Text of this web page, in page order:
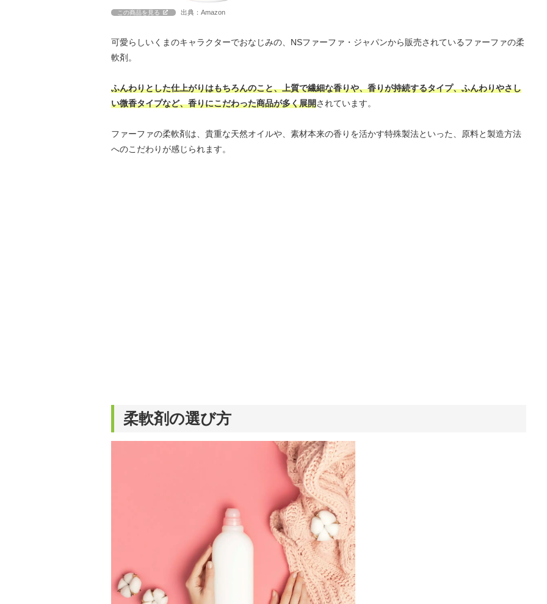
この商品を見る 出典：Amazon
可愛らしいくまのキャラクターでおなじみの、NSファーファ・ジャパンから販売されているファーファの柔
軟剤。
ふんわりとした仕上がりはもちろんのこと、上質で繊細な香りや、香りが持続するタイプ、ふんわりやさし
い微香タイプなど、香りにこだわった商品が多く展開されています。
ファーファの柔軟剤は、貴重な天然オイルや、素材本来の香りを活かす特殊製法といった、原料と製造方法
へのこだわりが感じられます。
柔軟剤の選び方